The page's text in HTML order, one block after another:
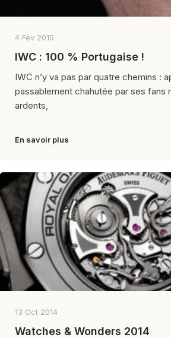
4 Fév 2015
IWC : 100 % Portugaise !
IWC n’y va pas par quatre chemins :
passablement chahutée par ses fans
ardents,
En savoir plus
13 Oct 2014
Watches & Wonders 2014